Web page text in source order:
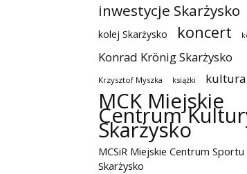
inwestycje Skarżysko
kolej Skarżysko koncert
Konrad Krönig Skarżysko
Krzysztof Myszka książki kultura
MCK Miejskie
Centrum
Skarżysko
MCSiR Miejskie Centrum Sportu
Skarżysko